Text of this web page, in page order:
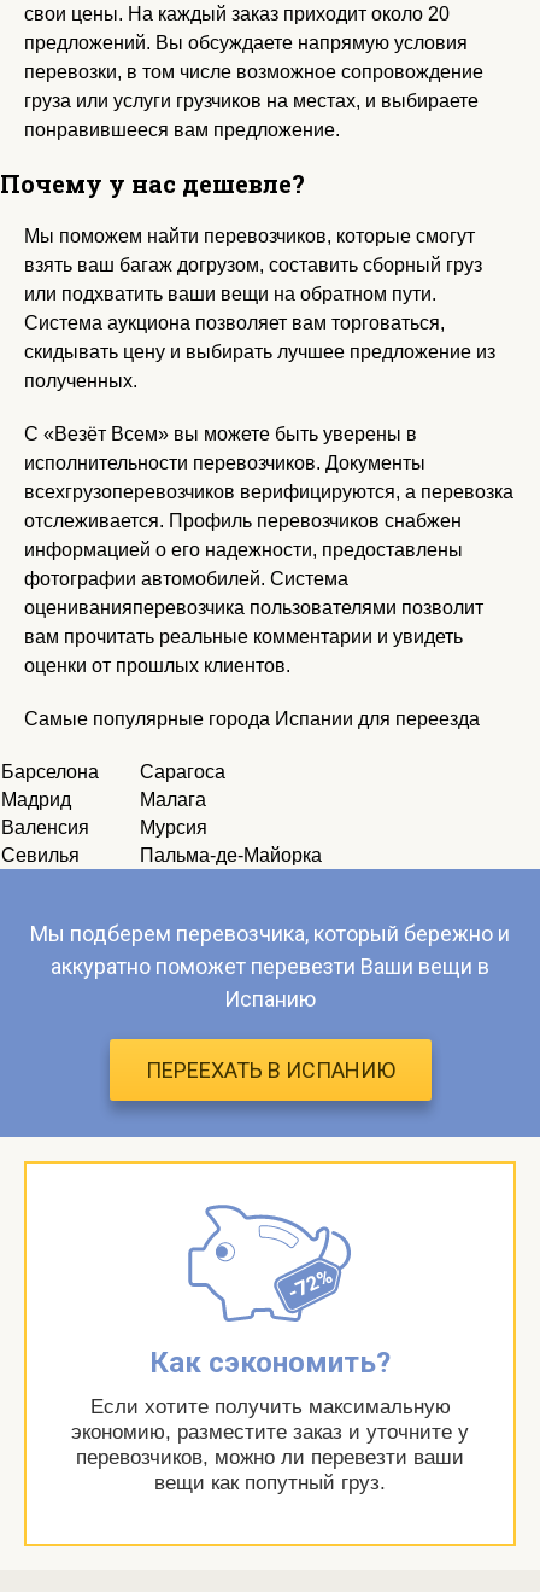
свои цены. На каждый заказ приходит около 20
предложений. Вы обсуждаете напрямую условия
перевозки, в том числе возможное сопровождение
груза или услуги грузчиков на местах, и выбираете
понравившееся вам предложение.
Почему у нас дешевле?
Мы поможем найти перевозчиков, которые смогут
взять ваш багаж догрузом, составить сборный груз
или подхватить ваши вещи на обратном пути.
Система аукциона позволяет вам торговаться,
скидывать цену и выбирать лучшее предложение из
полученных.
С «Везёт Всем» вы можете быть уверены в
исполнительности перевозчиков. Документы
всехгрузоперевозчиков верифицируются, а перевозка
отслеживается. Профиль перевозчиков снабжен
информацией о его надежности, предоставлены
фотографии автомобилей. Система
оцениванияперевозчика пользователями позволит
вам прочитать реальные комментарии и увидеть
оценки от прошлых клиентов.
Самые популярные города Испании для переезда
Барселона
Сарагоса
Мадрид
Малага
Валенсия
Мурсия
Севилья
Пальма-де-Майорка
Мы подберем перевозчика, который бережно и
аккуратно поможет перевезти Ваши вещи в
Испанию
ПЕРЕЕХАТЬ В ИСПАНИЮ
Как сэкономить?
Если хотите получить максимальную
экономию, разместите заказ и уточните у
перевозчиков, можно ли перевезти ваши
вещи как попутный груз.